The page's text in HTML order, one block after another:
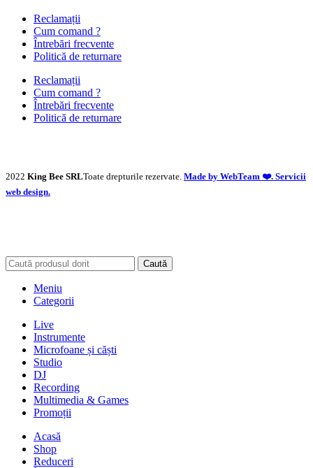
Reclamații
Cum comand ?
Întrebări frecvente
Politică de returnare
Reclamații
Cum comand ?
Întrebări frecvente
Politică de returnare
2022 King Bee SRLToate drepturile rezervate. Made by WebTeam ❤️. Servicii
web design.
Caută
Meniu
Categorii
Live
Instrumente
Microfoane și căști
Studio
DJ
Recording
Multimedia & Games
Promoții
Acasă
Shop
Reduceri